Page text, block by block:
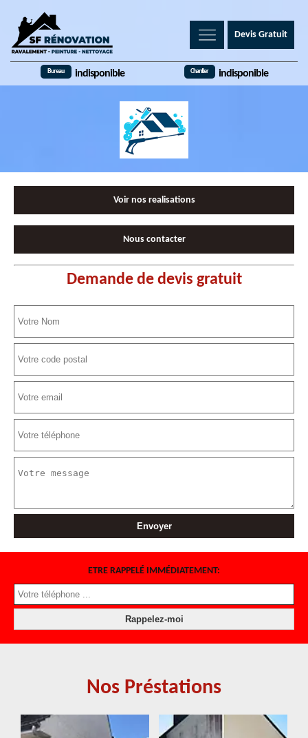
Devis Gratuit
Bureau indisponible Chantier indisponible
Voir nos realisations
Nous contacter
Demande de devis gratuit
ETRE RAPPELÉ IMMÉDIATEMENT:
Nos Préstations